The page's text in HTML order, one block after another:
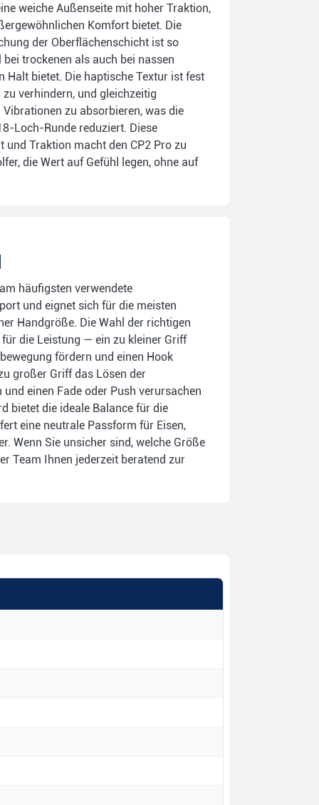
weiche Außenseite mit hoher Traktion,
Komfort bietet. Die
der Oberflächenschicht ist so
trockenen als auch bei nassen
Halt bietet. Die haptische Textur ist fest
verhindern, und gleichzeitig
zu absorbieren, was die
Loch-Runde reduziert. Diese
und Traktion macht den CP2 Pro zu
die Wert auf Gefühl legen, ohne auf
häufigsten verwendete
und eignet sich für die meisten
Handgröße. Die Wahl der richtigen
die Leistung — ein zu kleiner Griff
fördern und einen Hook
großer Griff das Lösen der
einen Fade oder Push verursachen
bietet die ideale Balance für die
eine neutrale Passform für Eisen,
Wenn Sie unsicher sind, welche Größe
Team Ihnen jederzeit beratend zur